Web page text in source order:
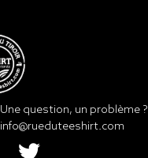
Une question, un problème ?
info@rueduteeshirt.com